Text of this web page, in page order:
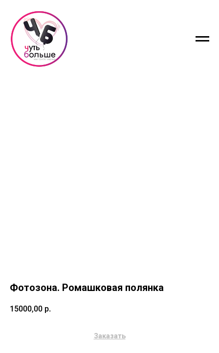
Фотозона. Ромашковая полянка
15000,00 р.
Заказать